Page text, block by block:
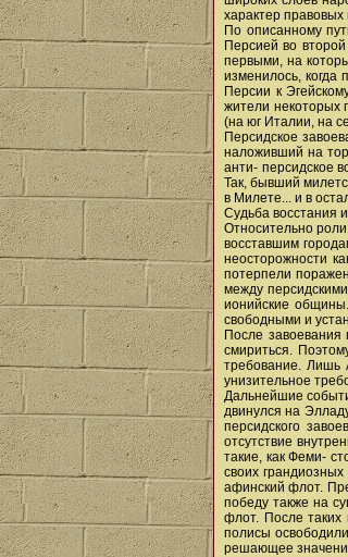
характер
По описанному
Персией во
первыми, на
изменилось, когда
Персии к
жители некоторых
(на юг Италии, на
Персидское
наложивший на
анти- персидское
Так, бывший
в Милете... и в
Судьба восстания
Относительно
восставшим
неосторожности
потерпели
между
ионийские
свободными и
После
смириться.
требование. Лишь
унизительное
Дальнейшие
двинулся на
персидского
отсутствие
такие, как Феми-
своих
афинский флот.
победу также на
флот. После таких
полисы
решающее